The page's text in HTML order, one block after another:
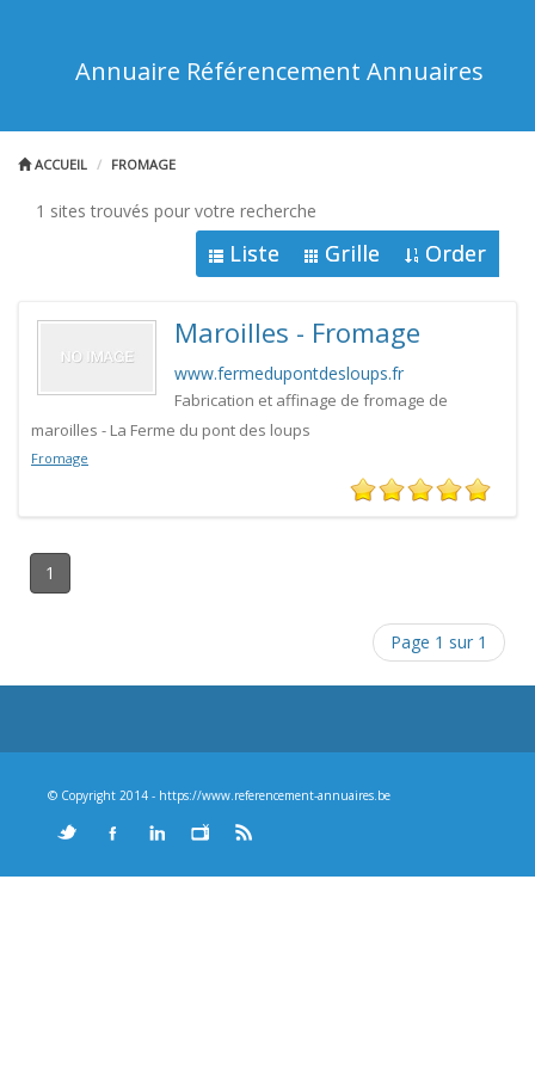
Annuaire Référencement Annuaires
ACCUEIL FROMAGE
1 sites trouvés pour votre recherche
Liste Grille Order
Maroilles - Fromage
www.fermedupontdesloups.fr
Fabrication et affinage de fromage de
maroilles - La Ferme du pont des loups
Fromage
1
Page 1 sur 1
© Copyright 2014 - https://www.referencement-annuaires.be